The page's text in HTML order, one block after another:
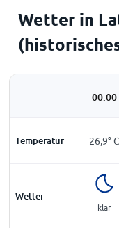
Wetter in
00:00
Temperatur 26,9°C
Wetter
klar